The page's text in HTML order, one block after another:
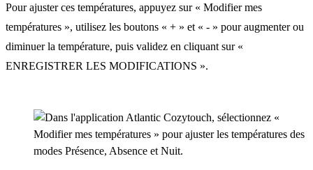
Pour ajuster ces températures, appuyez sur « Modifier mes
températures », utilisez les boutons « + » et « - » pour augmenter ou
diminuer la température, puis validez en cliquant sur «
ENREGISTRER LES MODIFICATIONS ».